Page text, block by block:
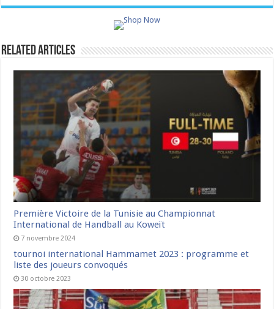
Related Articles
Première Victoire de la Tunisie au Championnat
International de Handball au Koweït
7 novembre 2024
tournoi international Hammamet 2023 : programme et
liste des joueurs convoqués
30 octobre 2023